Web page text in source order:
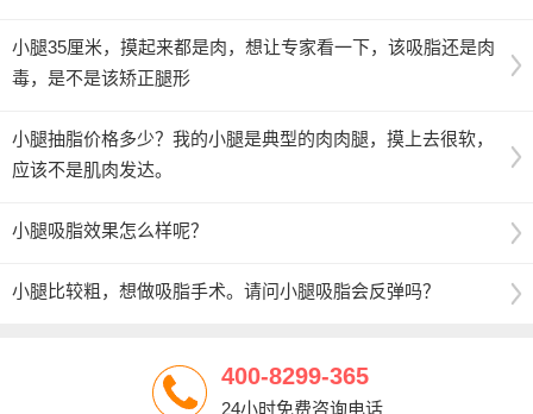
小腿35厘米，摸起来都是肉，想让专家看一下，该吸脂还是肉
毒，是不是该矫正腿形
小腿抽脂价格多少？我的小腿是典型的肉肉腿，摸上去很软，
应该不是肌肉发达。
小腿吸脂效果怎么样呢？
小腿比较粗，想做吸脂手术。请问小腿吸脂会反弹吗？
400-8299-365
24小时免费咨询电话